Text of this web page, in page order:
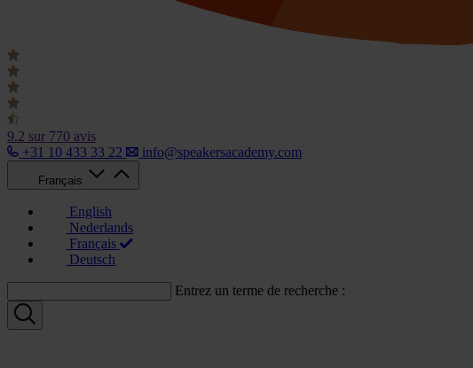
9.2 sur 770 avis
+31 10 433 33 22
info@speakersacademy.com
Français
English
Nederlands
Français
Deutsch
Entrez un terme de recherche :